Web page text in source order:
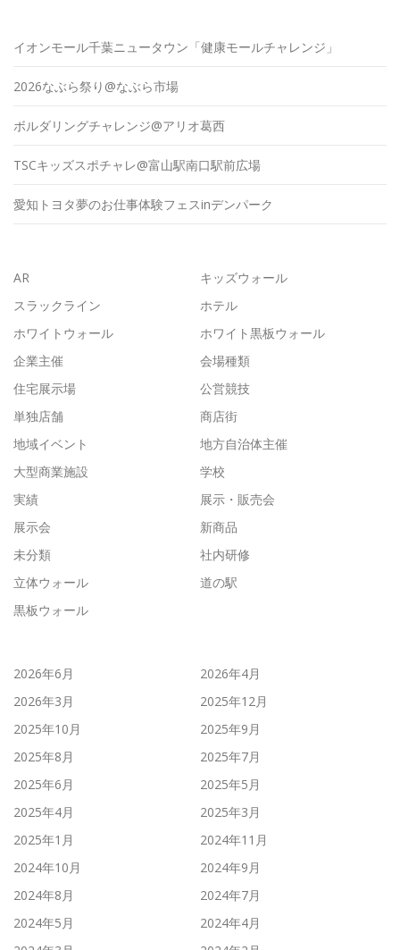
イオンモール千葉ニュータウン「健康モールチャレンジ」
2026なぶら祭り@なぶら市場
ボルダリングチャレンジ@アリオ葛西
TSCキッズスポチャレ@富山駅南口駅前広場
愛知トヨタ夢のお仕事体験フェスinデンパーク
AR
キッズウォール
スラックライン
ホテル
ホワイトウォール
ホワイト黒板ウォール
企業主催
会場種類
住宅展示場
公営競技
単独店舗
商店街
地域イベント
地方自治体主催
大型商業施設
学校
実績
展示・販売会
展示会
新商品
未分類
社内研修
立体ウォール
道の駅
黒板ウォール
2026年6月
2026年4月
2026年3月
2025年12月
2025年10月
2025年9月
2025年8月
2025年7月
2025年6月
2025年5月
2025年4月
2025年3月
2025年1月
2024年11月
2024年10月
2024年9月
2024年8月
2024年7月
2024年5月
2024年4月